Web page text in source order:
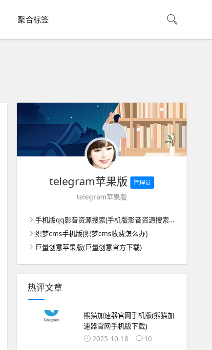
聚合标签
telegram苹果版 管理员
telegram苹果版
手机版qq影音资源搜索(手机版影音资源搜索在哪)
织梦cms手机版(织梦cms收费怎么办)
巨量创意苹果版(巨量创意官方下载)
热评文章
熊猫加速器官网手机版(熊猫加
速器官网手机版下载)
2025-10-18
10